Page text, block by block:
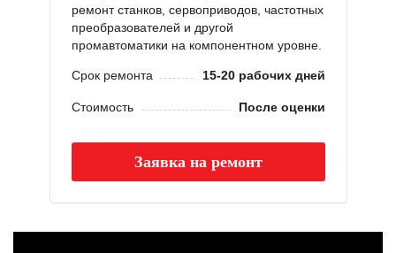
ремонт станков, сервоприводов, частотных
преобразователей и другой
промавтоматики на компонентном уровне.
Срок ремонта 15-20 рабочих дней
Стоимость После оценки
Заявка на ремонт